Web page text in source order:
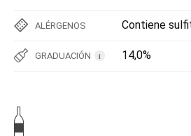
ALÉRGENOS Contiene
GRADUACIÓN i 14,0%